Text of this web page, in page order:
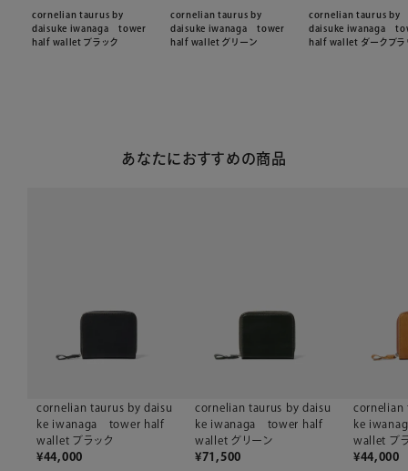
cornelian taurus by
daisuke iwanaga tower
half wallet ブラック
cornelian taurus by
daisuke iwanaga tower
half wallet グリーン
cornelian taurus by
daisuke iwanaga
half wallet ダークブラ
あなたにおすすめの商品
cornelian taurus by daisu
ke iwanaga tower half
wallet ブラック
¥44,000
cornelian taurus by daisu
ke iwanaga tower half
wallet グリーン
¥71,500
cornelian
ke
wallet ブ
¥44,000